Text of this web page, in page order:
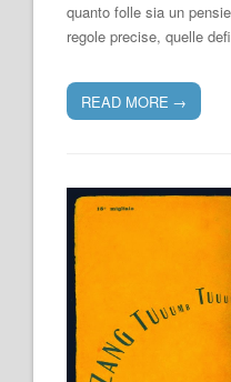
quanto folle sia un
regole precise, quelle
READ MORE →